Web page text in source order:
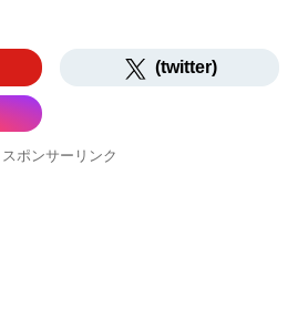
(twitter)
スポンサーリンク